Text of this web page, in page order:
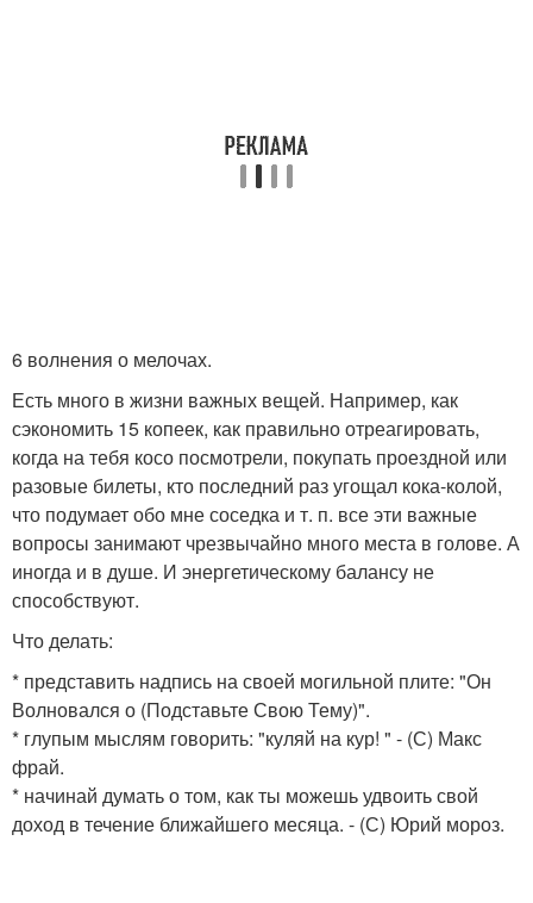
6 волнения о мелочах.
Есть много в жизни важных вещей. Например, как
сэкономить 15 копеек, как правильно отреагировать,
когда на тебя косо посмотрели, покупать проездной или
разовые билеты, кто последний раз угощал кока-колой,
что подумает обо мне соседка и т. п. все эти важные
вопросы занимают чрезвычайно много места в голове. А
иногда и в душе. И энергетическому балансу не
способствуют.
Что делать:
* представить надпись на своей могильной плите: "Он
Волновался о (Подставьте Свою Тему)".
* глупым мыслям говорить: "куляй на кур! " - (С) Макс
фрай.
* начинай думать о том, как ты можешь удвоить свой
доход в течение ближайшего месяца. - (С) Юрий мороз.